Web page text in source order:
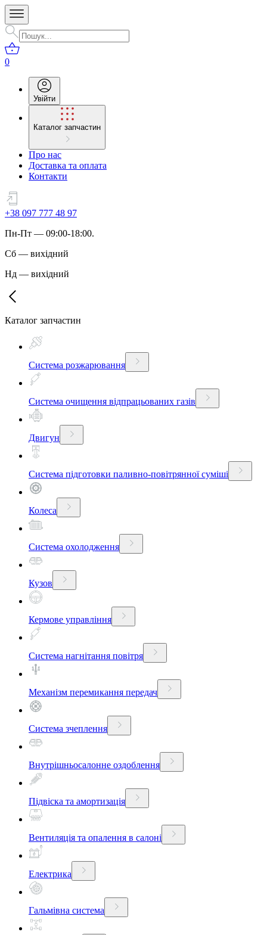
0
Увійти
Каталог запчастин
Про нас
Доставка та оплата
Контакти
+38 097 777 48 97
Пн-Пт — 09:00-18:00.
Сб — вихідний
Нд — вихідний
Каталог запчастин
Система розжарювання
Система очищення відпрацьованих газів
Двигун
Система підготовки паливно-повітрянної суміші
Колеса
Система охолодження
Кузов
Кермове управління
Система нагнітання повітря
Механізм перемикання передач
Система зчеплення
Внутрішньосалонне оздоблення
Підвіска та амортизація
Вентиляція та опалення в салоні
Електрика
Гальмівна система